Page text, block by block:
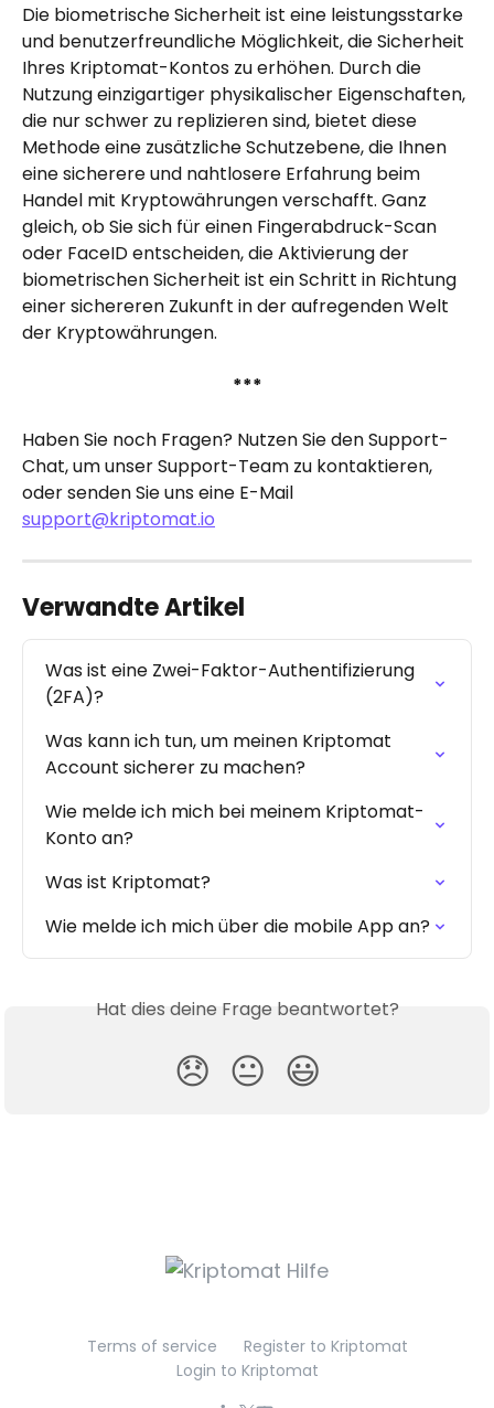
Die biometrische Sicherheit ist eine leistungsstarke
und benutzerfreundliche Möglichkeit, die Sicherheit
Ihres Kriptomat-Kontos zu erhöhen. Durch die
Nutzung einzigartiger physikalischer Eigenschaften,
die nur schwer zu replizieren sind, bietet diese
Methode eine zusätzliche Schutzebene, die Ihnen
eine sicherere und nahtlosere Erfahrung beim
Handel mit Kryptowährungen verschafft. Ganz
gleich, ob Sie sich für einen Fingerabdruck-Scan
oder FaceID entscheiden, die Aktivierung der
biometrischen Sicherheit ist ein Schritt in Richtung
einer sichereren Zukunft in der aufregenden Welt
der Kryptowährungen.
***
Haben Sie noch Fragen? Nutzen Sie den Support-
Chat, um unser Support-Team zu kontaktieren,
oder senden Sie uns eine E-Mail
support@kriptomat.io
Verwandte Artikel
Was ist eine Zwei-Faktor-Authentifizierung
(2FA)?
Was kann ich tun, um meinen Kriptomat
Account sicherer zu machen?
Wie melde ich mich bei meinem Kriptomat-
Konto an?
Was ist Kriptomat?
Wie melde ich mich über die mobile App an?
Hat dies deine Frage beantwortet?
😞 😐 😃
Terms of service
Register to Kriptomat
Login to Kriptomat